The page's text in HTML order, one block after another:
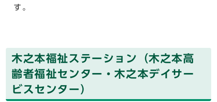
す。
木之本福祉ステーション（木之本高
齢者福祉センター・木之本デイサー
ビスセンター）